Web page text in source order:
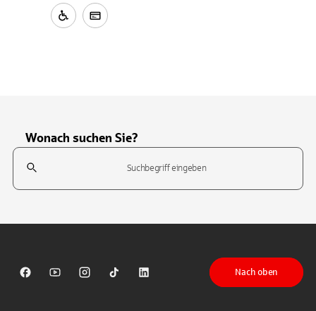
Wonach suchen Sie?
Suchfeld
Sparkasse auf Facebook
Sparkasse auf Youtube
Sparkasse auf Instagram
Sparkasse auf TikTok
Sparkasse auf LinkedIn
Nach oben